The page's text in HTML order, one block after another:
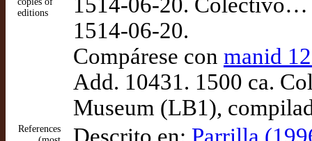
editions
1514-06-20.
Compárese con manid
Add. 10431. 1500 ca.
Museum (LB1),
References